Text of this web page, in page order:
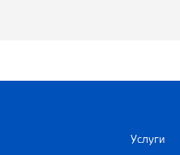
Услуги